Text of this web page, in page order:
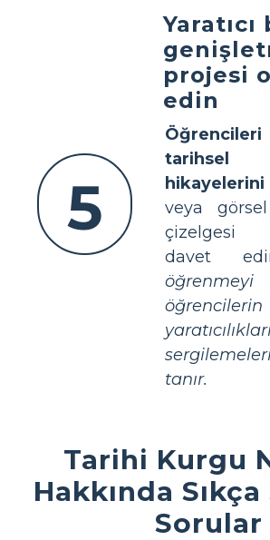
5
Yaratıcı
projesi
edin
veya
çizelgesi
davet
öğrenmeyi
öğrencilerin
tanır.
Tarihi Kurgu
Hakkında
Sorular